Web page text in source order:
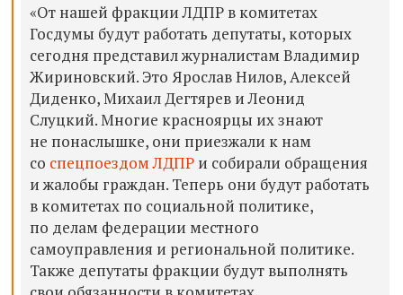
«От нашей фракции ЛДПР в комитетах
Госдумы будут работать депутаты, которых
сегодня представил журналистам Владимир
Жириновский. Это Ярослав Нилов, Алексей
Диденко, Михаил Дегтярев и Леонид
Слуцкий. Многие красноярцы их знают
не понаслышке, они приезжали к нам
со спецпоездом ЛДПР и собирали обращения
и жалобы граждан. Теперь они будут работать
в комитетах по социальной политике,
по делам федерации местного
самоуправления и региональной политике.
Также депутаты фракции будут выполнять